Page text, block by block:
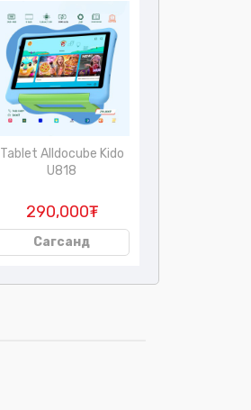
Tablet Alldocube Kido
U818
290,000₮
Сагсанд